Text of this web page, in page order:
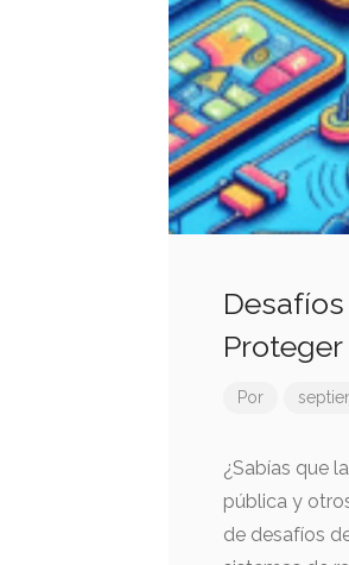
Por
¿Sabías que
pública y
de desafíos